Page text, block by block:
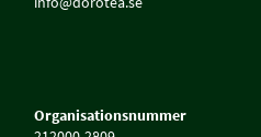
Organisationsnummer